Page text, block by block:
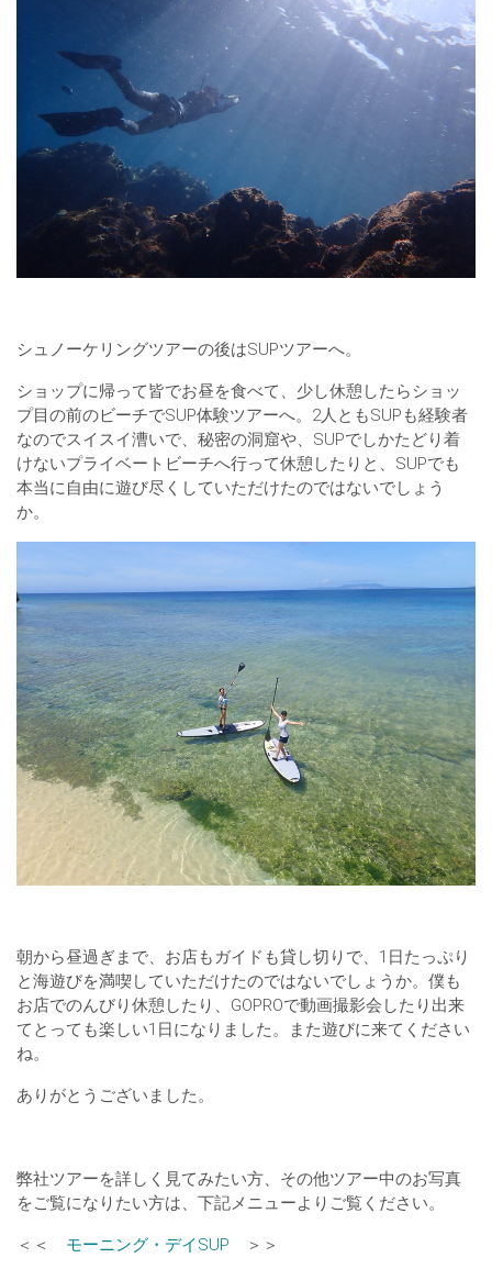
シュノーケリングツアーの後はSUPツアーへ。
ショップに帰って皆でお昼を食べて、少し休憩したらショッ
プ目の前のビーチでSUP体験ツアーへ。2人ともSUPも経験者
なのでスイスイ漕いで、秘密の洞窟や、SUPでしかたどり着
けないプライベートビーチへ行って休憩したりと、SUPでも
本当に自由に遊び尽くしていただけたのではないでしょう
か。
朝から昼過ぎまで、お店もガイドも貸し切りで、1日たっぷり
と海遊びを満喫していただけたのではないでしょうか。僕も
お店でのんびり休憩したり、GOPROで動画撮影会したり出来
てとっても楽しい1日になりました。また遊びに来てください
ね。
ありがとうございました。
弊社ツアーを詳しく見てみたい方、その他ツアー中のお写真
をご覧になりたい方は、下記メニューよりご覧ください。
＜＜ モーニング・デイSUP ＞＞